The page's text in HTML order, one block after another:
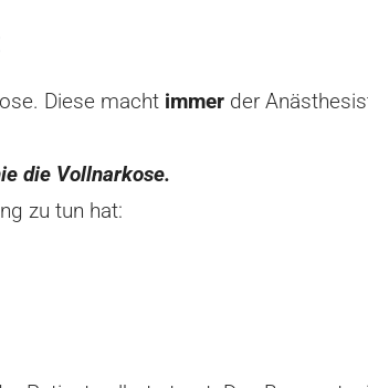
Diese machtimmer der
die Vollnarkose.
zu tun hat: